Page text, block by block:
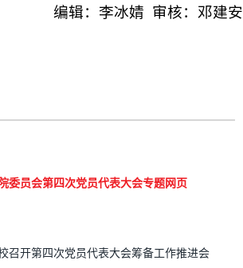
编辑：李冰婧 审核：邓建安
委员会第四次党员代表大会专题网页
召开第四次党员代表大会筹备工作推进会